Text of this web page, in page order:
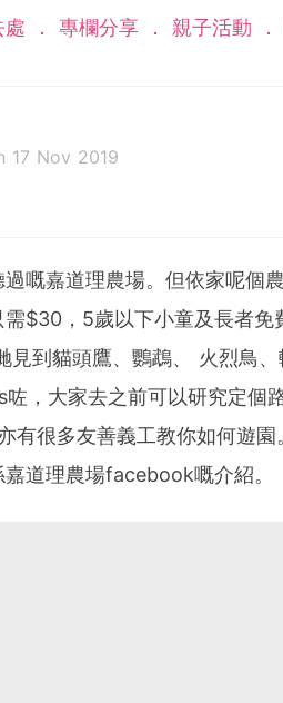
處 專欄分享 親子活動
17 Nov 2019
嘅嘉道理農場。但依家呢個
$30，5歲以下小童及長者免
見到貓頭鷹、鸚鵡、 火烈鳥
，大家去之前可以研究定個
有很多友善義工教你如何遊園
道理農場facebook嘅介紹。